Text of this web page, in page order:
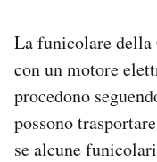
La funicolare della
con un motore
procedono
possono
se alcune